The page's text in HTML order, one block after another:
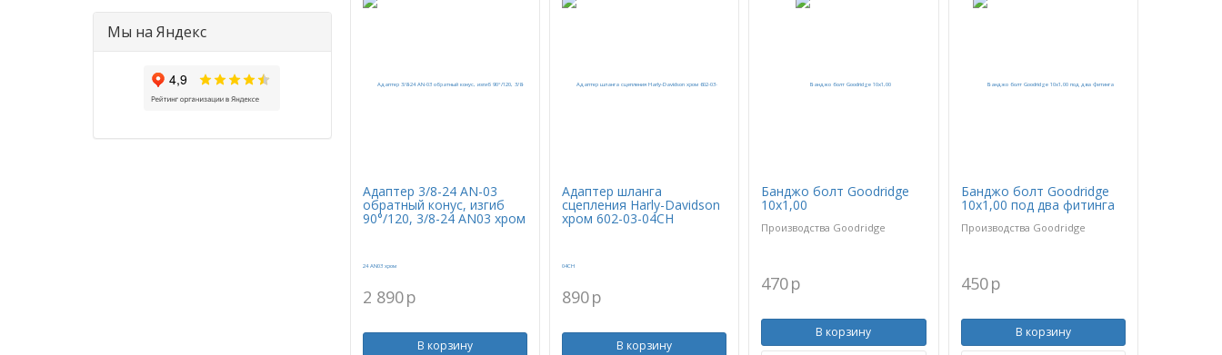
Мы на Яндекс
Адаптер 3/8-24 AN-03
обратный конус, изгиб
90°/120, 3/8-24 AN03 хром
2 890p
В корзину
Адаптер шланга
сцепления Harly-Davidson
хром 602-03-04CH
890p
В корзину
Банджо болт Goodridge
10х1,00
Производства Goodridge
470p
В корзину
Банджо болт Goodridge
10х1,00 под два фитинга
Производства Goodridge
450p
В корзину